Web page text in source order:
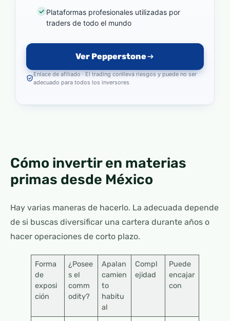
Plataformas profesionales utilizadas por
traders de todo el mundo
Ver Pepperstone
Enlace de afiliado · El trading conlleva riesgos y puede no ser
adecuado para todos los inversores
Cómo invertir en materias
primas desde México
Hay varias maneras de hacerlo. La adecuada depende
de si buscas diversificar una cartera durante años o
hacer operaciones de corto plazo.
Forma
de
exposi
ción
¿Posee
s el
comm
odity?
Apalan
camien
to
habitu
al
Compl
ejidad
Puede
encajar
con